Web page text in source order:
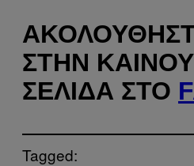
ΣΤΗΝ
ΣΕΛΊΔΑ ΣΤΟ
Tagged: